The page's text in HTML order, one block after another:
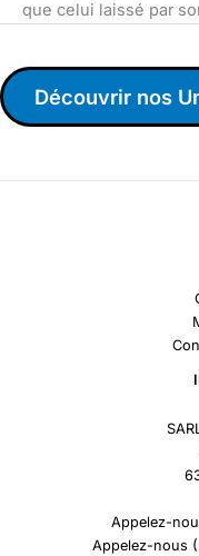
que celui laissé par
Découvrir nos
Appelez-
Appelez-nous